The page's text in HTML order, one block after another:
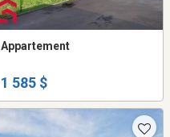
Appartement
1 585 $